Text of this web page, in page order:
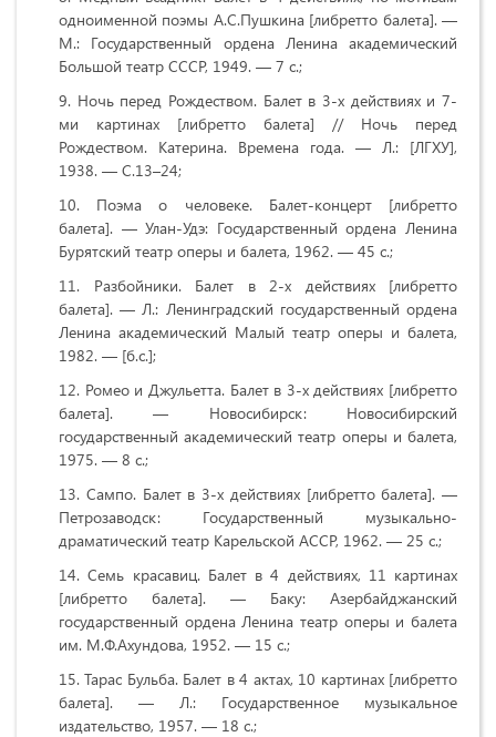
одноименной поэмы А.С.Пушкина [либретто балета]. —
М.: Государственный ордена Ленина академический
Большой театр СССР, 1949. — 7 с.;
Ночь перед Рождеством. Балет в 3-х действиях и 7-
ми картинах [либретто балета] // Ночь перед
Рождеством. Катерина. Времена года. — Л.: [ЛГХУ],
1938. — С.13–24;
Поэма о человеке. Балет-концерт [либретто
балета]. — Улан-Удэ: Государственный ордена Ленина
Бурятский театр оперы и балета, 1962. — 45 с.;
Разбойники. Балет в 2-х действиях [либретто
балета]. — Л.: Ленинградский государственный ордена
Ленина академический Малый театр оперы и балета,
1982. — [б.с.];
Ромео и Джульетта. Балет в 3-х действиях [либретто
балета]. — Новосибирск: Новосибирский
государственный академический театр оперы и балета,
1975. — 8 с.;
Сампо. Балет в 3-х действиях [либретто балета]. —
Петрозаводск: Государственный музыкально-
драматический театр Карельской АССР, 1962. — 25 с.;
Семь красавиц. Балет в 4 действиях, 11 картинах
[либретто балета]. — Баку: Азербайджанский
государственный ордена Ленина театр оперы и балета
им. М.Ф.Ахундова, 1952. — 15 с.;
Тарас Бульба. Балет в 4 актах, 10 картинах [либретто
балета]. — Л.: Государственное музыкальное
издательство, 1957. — 18 с.;